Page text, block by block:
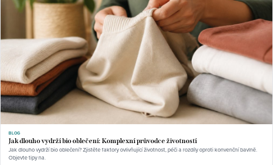
BLOG
Jak dlouho vydrží bio oblečení: Komplexní průvodce životností
Jak dlouho vydrží bio oblečení? Zjistěte faktory ovlivňující životnost, péči a rozdíly oproti konvenční bavlně.
Objevte tipy na.